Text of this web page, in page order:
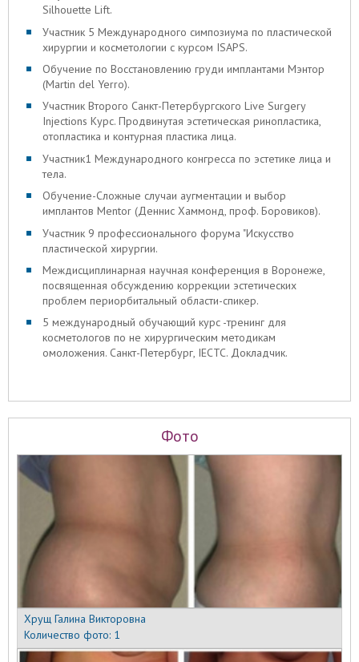
Silhouette Lift.
Участник 5 Международного симпозиума по пластической
хирургии и косметологии с курсом ISAPS.
Обучение по Восстановлению груди имплантами Мэнтор
(Martin del Yerro).
Участник Второго Санкт-Петербургского Live Surgery
Injections Курс. Продвинутая эстетическая ринопластика,
отопластика и контурная пластика лица.
Участник1 Международного конгресса по эстетике лица и
тела.
Обучение-Сложные случаи аугментации и выбор
имплантов Mentor (Деннис Хаммонд, проф. Боровиков).
Участник 9 профессионального форума "Искусство
пластической хирургии.
Междисциплинарная научная конференция в Воронеже,
посвященная обсуждению коррекции эстетических
проблем периорбитальный области-спикер.
5 международный обучающий курс -тренинг для
косметологов по не хирургическим методикам
омоложения. Санкт-Петербург, IECTC. Докладчик.
Фото
Хрущ Галина Викторовна
Количество фото: 1